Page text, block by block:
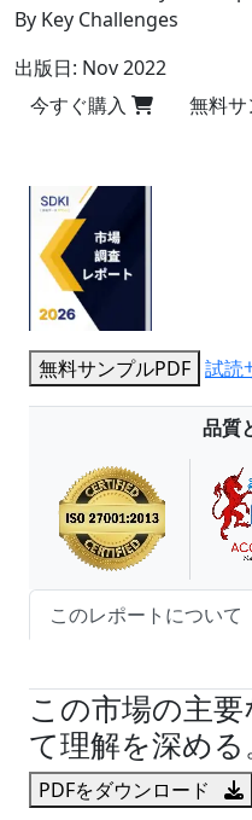
By Key Challenges
出版日: Nov 2022
今すぐ購入
無料サ
無料サンプルPDF 試読
品質
このレポートについて
この市場の主
て理解を深める
PDFをダウンロード